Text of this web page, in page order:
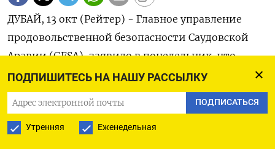
ПОДПИШИТЕСЬ НА НАШУ РАССЫЛКУ
ПОДПИСАТЬСЯ
Утренняя Еженедельная
ДУБАЙ, 13 окт (Рейтер) - Главное управление
продовольственной безопасности Саудовской
Аравии (GFSA), заявило в понедельник, что
закупило около 500.000 тонн пшеницы у
саудовских инвесторов за рубежом.
GFSA сообщило, что это был второй тендер,